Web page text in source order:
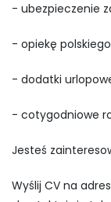
- ubezpieczenie
- opiekę
- dodatki
- cotygodniowe
Jesteś
Wyślij CV na